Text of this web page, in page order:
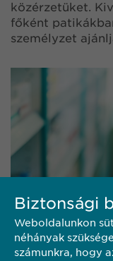
közérzetüket.
főként
személyzet
Biztonsági
Weboldalunkon
néhányak
számunkra, hogy